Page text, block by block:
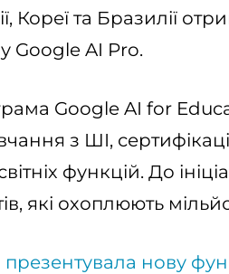
Кореї та Бразилії
Google AI Pro.
Google AI for
з ШІ,
функцій. До
які охоплюють
презентувала нову